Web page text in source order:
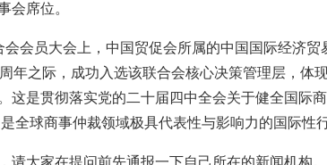
会席位。
会员大会上，中国贸促会所属的中国国际经济
年之际，成功入选该联合会核心决策管理层，体
这是贯彻落实党的二十届四中全会关于健全国际
全球商事仲裁领域极具代表性与影响力的国际性
大家在提问前先通报一下自己所在的新闻机构。